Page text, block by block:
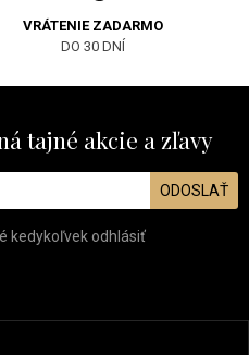
VRÁTENIE ZADARMO
DO 30 DNÍ
tajné akcie a zľavy
ODOSLAŤ
kedykoľvek odhlásiť